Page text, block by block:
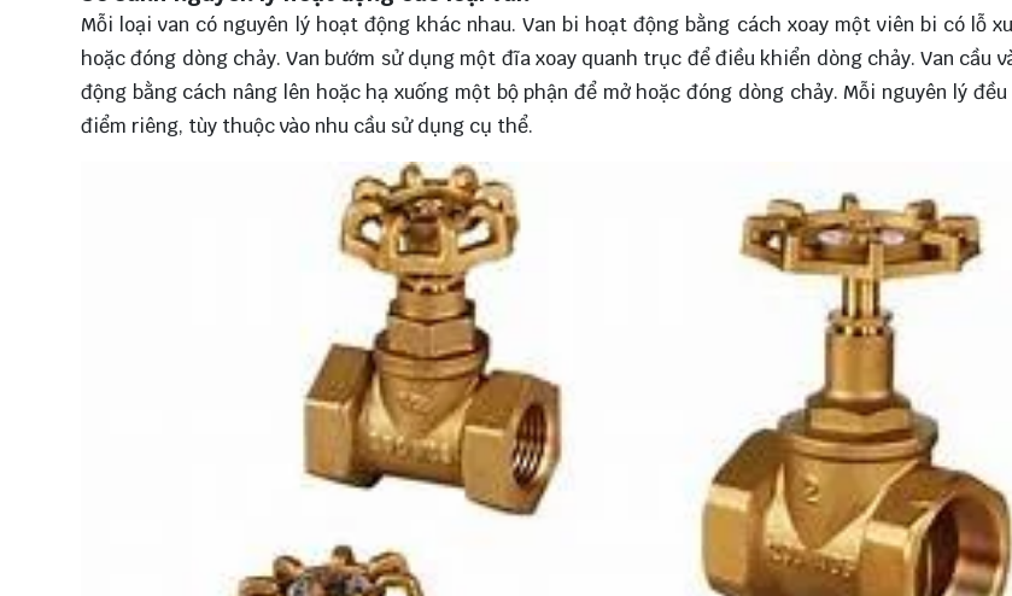
Mỗi loại van có nguyên lý hoạt động khác nhau. Van bi hoạt động bằng cách xoay một viên bi có lỗ
hoặc đóng dòng chảy. Van bướm sử dụng một đĩa xoay quanh trục để điều khiển dòng chảy. Van cầu
động bằng cách nâng lên hoặc hạ xuống một bộ phận để mở hoặc đóng dòng chảy. Mỗi nguyên lý
điểm riêng, tùy thuộc vào nhu cầu sử dụng cụ thể.